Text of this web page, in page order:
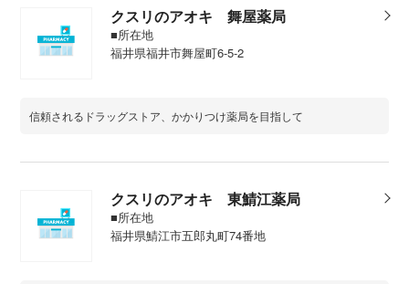
クスリのアオキ 舞屋薬局
■所在地
福井県福井市舞屋町6-5-2
信頼されるドラッグストア、かかりつけ薬局を目指して
クスリのアオキ 東鯖江薬局
■所在地
福井県鯖江市五郎丸町74番地